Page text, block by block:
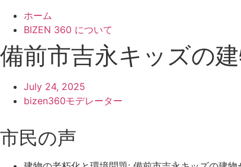
ホーム
BIZEN 360 について
備前市吉永キッズの
July 24, 2025
bizen360モデレーター
市民の声